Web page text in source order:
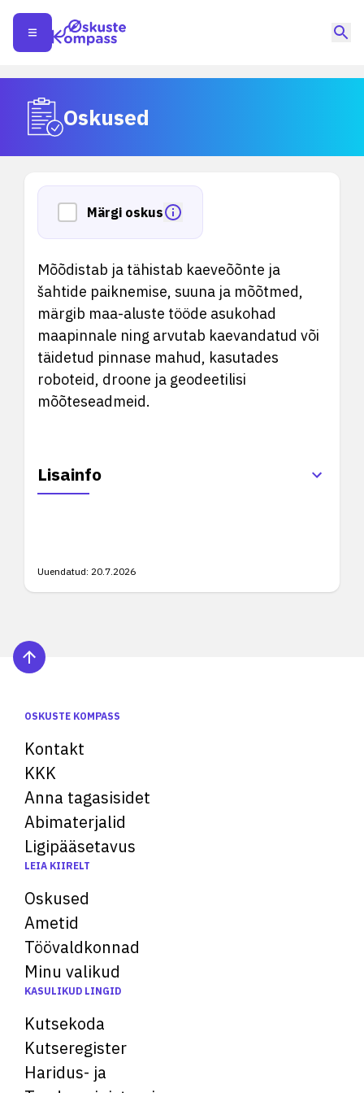
Oskused
Märgi oskus
Mõõdistab ja tähistab kaeveõõnte ja
šahtide paiknemise, suuna ja mõõtmed,
märgib maa-aluste tööde asukohad
maapinnale ning arvutab kaevandatud või
täidetud pinnase mahud, kasutades
roboteid, droone ja geodeetilisi
mõõteseadmeid.
Lisainfo
Uuendatud: 20.7.2026
OSKUSTE KOMPASS
Kontakt
KKK
Anna tagasisidet
Abimaterjalid
Ligipääsetavus
LEIA KIIRELT
Oskused
Ametid
Töövaldkonnad
Minu valikud
KASULIKUD LINGID
Kutsekoda
Kutseregister
Haridus- ja